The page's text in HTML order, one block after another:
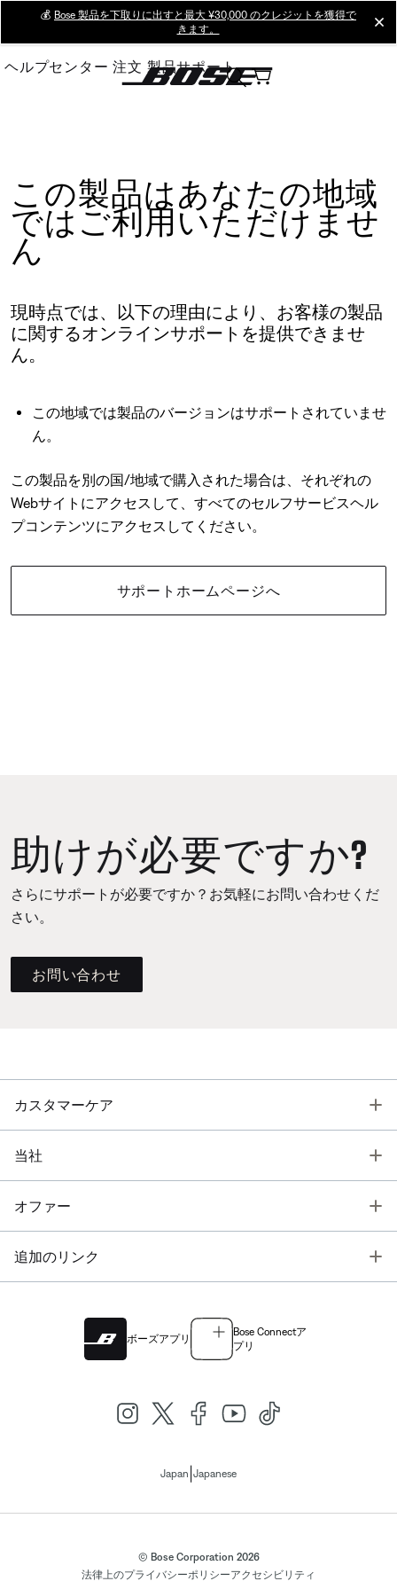
Main
💰 Bose 製品を下取りに出すと最大 ¥30,000 のクレジットを獲得で
きます。
ヘルプセンター 注文 製品サポート
この製品はあなたの地域
ではご利用いただけませ
ん
現時点では、以下の理由により、お客様の製品
に関するオンラインサポートを提供できませ
ん。
この地域では製品のバージョンはサポートされていませ
ん。
この製品を別の国/地域で購入された場合は、それぞれの
Webサイトにアクセスして、すべてのセルフサービスヘル
プコンテンツにアクセスしてください。
サポートホームページへ
助けが必要ですか?
さらにサポートが必要ですか？お気軽にお問い合わせくだ
さい。
お問い合わせ
カスタマーケア
当社
オファー
追加のリンク
ボーズアプリ
Bose Connectア
プリ
Japan Japanese
© Bose Corporation 2026
法律上のプライバシーポリシーアクセシビリティ